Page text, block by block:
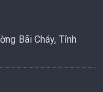
Bãi Cháy, Tỉnh